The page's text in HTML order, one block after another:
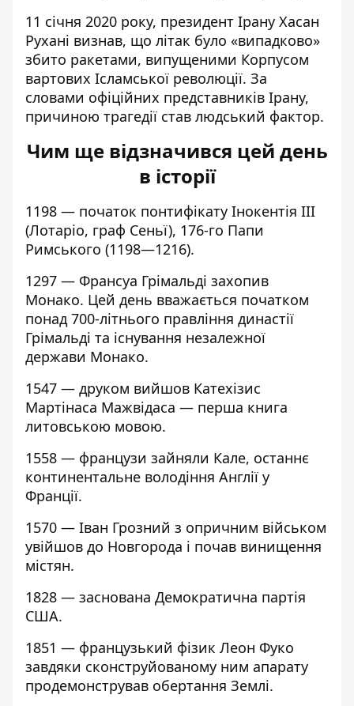
11 січня 2020 року, президент Ірану Хасан
Рухані визнав, що літак було «випадково»
збито ракетами, випущеними Корпусом
вартових Ісламської революції. За
словами офіційних представників Ірану,
причиною трагедії став людський фактор.
Чим ще відзначився цей день
в історії
1198 — початок понтифікату Інокентія ІІІ
(Лотаріо, граф Сеньї), 176-го Папи
Римського (1198—1216).
1297 — Франсуа Грімальді захопив
Монако. Цей день вважається початком
понад 700-літнього правління династії
Грімальді та існування незалежної
держави Монако.
1547 — друком вийшов Катехізис
Мартінаса Мажвідаса — перша книга
литовською мовою.
1558 — французи зайняли Кале, останнє
континентальне володіння Англії у
Франції.
1570 — Іван Грозний з опричним військом
увійшов до Новгорода і почав винищення
містян.
1828 — заснована Демократична партія
США.
1851 — французький фізик Леон Фуко
завдяки сконструйованому ним апарату
продемонстрував обертання Землі.